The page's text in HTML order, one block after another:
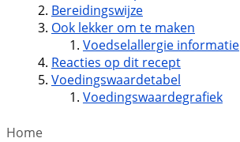
Bereidingswijze
Ook lekker om te maken
Voedselallergie informatie
Reacties op dit recept
Voedingswaardetabel
Voedingswaardegrafiek
Home